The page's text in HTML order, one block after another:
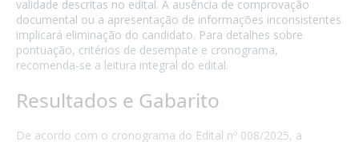
validade descritas no edital. A ausência de comprovação
documental ou a apresentação de informações inconsistentes
implicará eliminação do candidato. Para detalhes sobre
pontuação, critérios de desempate e cronograma,
recomenda-se a leitura integral do edital.
Resultados e Gabarito
De acordo com o cronograma do Edital nº 008/2025, a